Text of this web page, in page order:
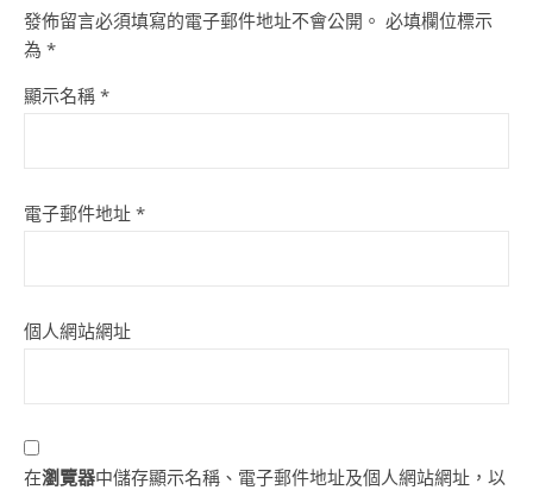
發佈留言必須填寫的電子郵件地址不會公開。 必填欄位標示
為 *
顯示名稱 *
電子郵件地址 *
個人網站網址
在瀏覽器中儲存顯示名稱、電子郵件地址及個人網站網址，以